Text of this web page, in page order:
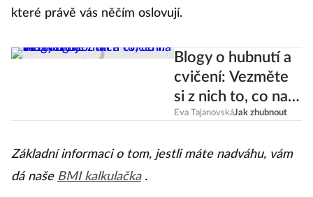
které právě vás něčím oslovují.
Blogy o hubnutí a
cvičení: Vezměte
si z nich to, co na
vás funguje
Eva TajanovskáJak zhubnout
Základní informaci o tom, jestli máte nadváhu, vám
dá naše BMI kalkulačka .